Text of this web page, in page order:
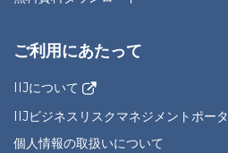
ご利用にあたって
IIJについて
IIJビジネスリスクマネジメントポー
個人情報の取扱いについて